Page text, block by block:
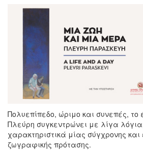
Πολυεπίπεδο, ώριμο και συνεπές, το
Πλεύρη συγκεντρώνει με λίγα
χαρακτηριστικά μίας σύγχρονης
ζωγραφικής πρότασης.